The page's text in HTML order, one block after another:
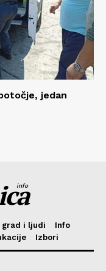
jedan
info
grad i ljudi
Info
Izbori